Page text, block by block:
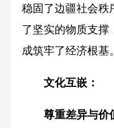
稳固了边疆社会秩
了坚实的物质支撑
成筑牢了经济根基。
文化互嵌：
尊重差异与价